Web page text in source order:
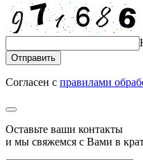
Отправить
Согласен с правилами
Оставьте ваши контакты
и мы свяжемся с Вами в